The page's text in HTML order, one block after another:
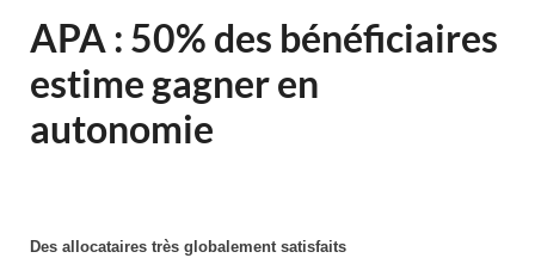
APA : 50% des bénéficiaires
estime gagner en
autonomie
Des allocataires très globalement satisfaits